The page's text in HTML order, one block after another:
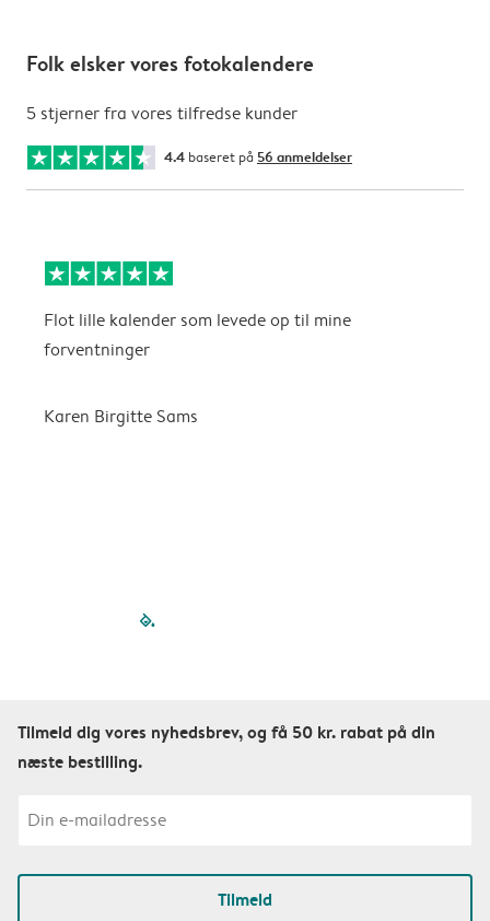
Folk elsker vores fotokalendere
5 stjerner fra vores tilfredse kunder
4.4 baseret på 56 anmeldelser
Flot lille kalender som levede op til mine
forventninger
Karen Birgitte Sams
filled-pagination
Tilmeld dig vores nyhedsbrev, og få 50 kr. rabat på din
næste bestilling.
Tilmeld